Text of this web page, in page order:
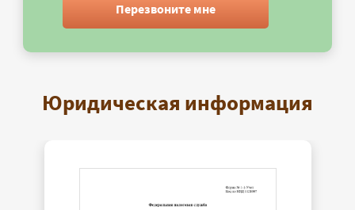
Перезвоните мне
Юридическая информация